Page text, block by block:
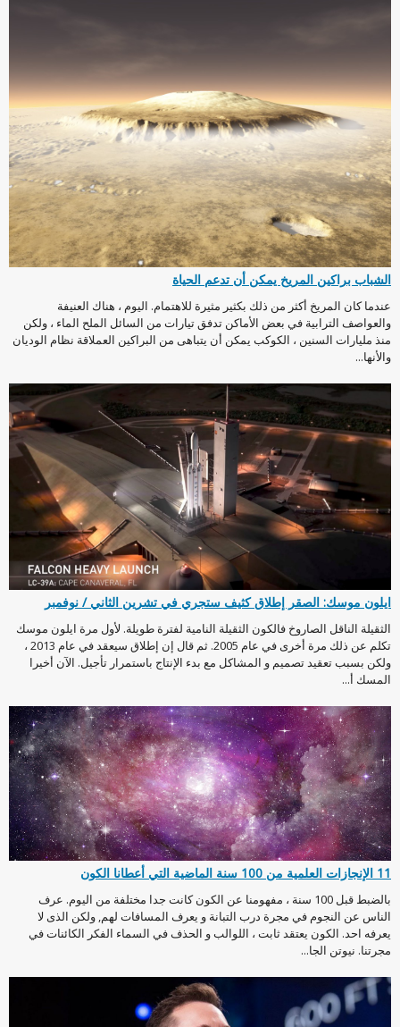
الشباب براكين المريخ يمكن أن تدعم الحياة
عندما كان المريخ أكثر من ذلك بكثير مثيرة للاهتمام. اليوم ، هناك العنيفة
والعواصف الترابية في بعض الأماكن تدفق تيارات من السائل الملح الماء ، ولكن
منذ مليارات السنين ، الكوكب يمكن أن يتباهى من البراكين العملاقة نظام الوديان
والأنها...
ايلون موسك: الصقر إطلاق كثيف ستجري في تشرين الثاني / نوفمبر
الثقيلة الناقل الصاروخ فالكون الثقيلة النامية لفترة طويلة. لأول مرة ايلون موسك
تكلم عن ذلك مرة أخرى في عام 2005. ثم قال إن إطلاق سيعقد في عام 2013 ،
ولكن بسبب تعقيد تصميم و المشاكل مع بدء الإنتاج باستمرار تأجيل. الآن أخيرا
المسك أ...
11 الإنجازات العلمية من 100 سنة الماضية التي أعطانا الكون
بالضبط قبل 100 سنة ، مفهومنا عن الكون كانت جدا مختلفة من اليوم. عرف
الناس عن النجوم في مجرة درب التبانة و يعرف المسافات لهم, ولكن الذى لا
يعرفه احد. الكون يعتقد ثابت ، اللوالب و الحذف في السماء الفكر الكائنات في
مجرتنا. نيوتن الجا...